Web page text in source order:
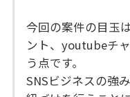
今回の案件の目玉
ント、youtubeチ
う点です。
SNSビジネスの強